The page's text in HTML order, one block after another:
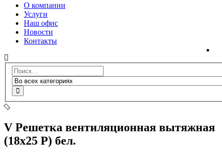
О компании
Услуги
Наш офис
Новости
Контакты
V Решетка вентиляционная вытяжная
(18х25 Р) бел.